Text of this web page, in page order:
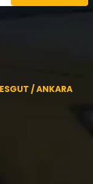
/ ANKARA